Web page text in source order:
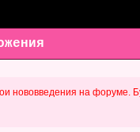
нововведения на форуме.